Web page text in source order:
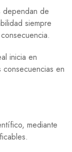
dependan de
siempre
inicia en
en
mediante